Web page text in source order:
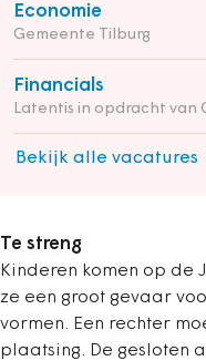
Economie
Gemeente Tilburg
Financials
Latentis in opdracht
Bekijk alle vacatures
Te streng
Kinderen komen op de
ze een groot gevaar
vormen. Een rechter
plaatsing. De gesloten